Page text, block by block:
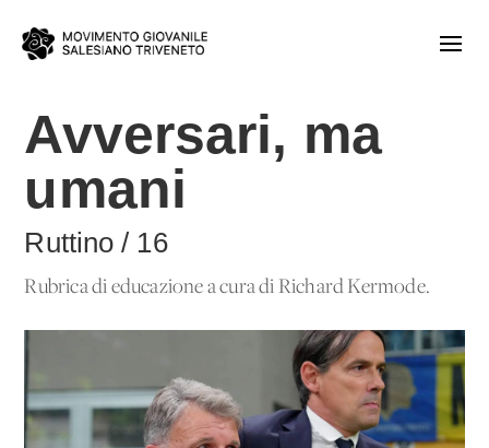
Avversari, ma
umani
Ruttino / 16
Rubrica di educazione a cura di Richard Kermode.